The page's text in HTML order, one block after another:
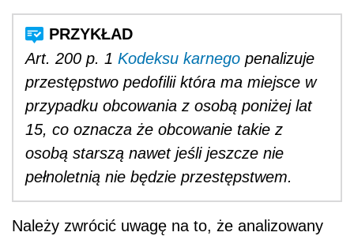
Art. 200 p. 1 Kodeksu karnego penalizuje
przestępstwo pedofilii która ma miejsce w
przypadku obcowania z osobą poniżej lat
15, co oznacza że obcowanie takie z
osobą starszą nawet jeśli jeszcze nie
pełnoletnią nie będzie przestępstwem.
Należy zwrócić uwagę na to, że analizowany